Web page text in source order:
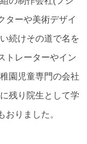
ターや美術デザイ
続けその道で名を
トレーターやイン
園児童専門の会社
残り院生として学
りました。